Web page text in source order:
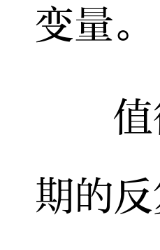
变量。
值得
期的